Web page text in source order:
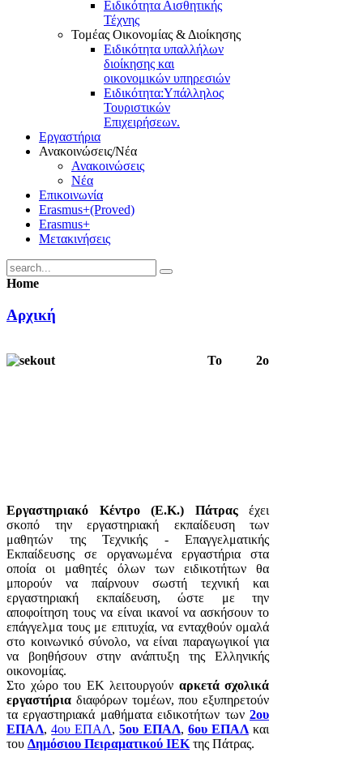
Ειδικότητα Αισθητικής
Τέχνης
Τομέας Οικονομίας & Διοίκησης
Ειδικότητα υπαλλήλων
διοίκησης και
οικονομικών υπηρεσιών
Ειδικότητα:Υπάλληλος
Τουριστικών
Επιχειρήσεων.
Εργαστήρια
Ανακοινώσεις/Νέα
Ανακοινώσεις
Νέα
Επικοινωνία
Erasmus+(Proved)
Erasmus+
Μετακινήσεις
Home
Αρχική
Το 2ο
Εργαστηριακό Κέντρο (Ε.Κ.) Πάτρας έχει
σκοπό την εργαστηριακή εκπαίδευση των
μαθητών της Τεχνικής - Επαγγελματικής
Εκπαίδευσης σε οργανωμένα εργαστήρια στα
οποία οι μαθητές όλων των ειδικοτήτων θα
μπορούν να παίρνουν σωστή τεχνική και
εργαστηριακή εκπαίδευση, ώστε με την
αποφοίτηση τους να είναι ικανοί να ασκήσουν το
επάγγελμα τους με επιτυχία, να ενταχθούν ομαλά
στο κοινωνικό σύνολο, να είναι παραγωγικοί για
να βοηθήσουν στην ανάπτυξη της Ελληνικής
οικονομίας.
Στο χώρο του ΕΚ λειτουργούν αρκετά σχολικά
εργαστήρια διαφόρων τομέων, που εξυπηρετούν
τα εργαστηριακά μαθήματα ειδικοτήτων των 2ου
ΕΠΑΛ,4ου ΕΠΑΛ,5ου ΕΠΑΛ, 6ου ΕΠΑΛκαι
του Δημόσιου Πειραματικού ΙΕΚτης Πάτρας.